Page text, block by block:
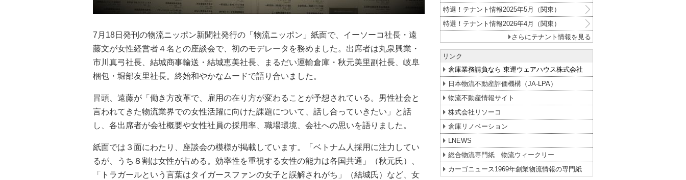
7月18日発刊の物流ニッポン新聞社発行の「物流ニッポン」紙面で、イーソーコ社長・遠
藤文が女性経営者４名との座談会で、初のモデレータを務めました。出席者は丸泉興業・
市川真弓社長、結城商事輸送・結城恵美社長、まるだい運輸倉庫・秋元美里副社長、岐阜
梱包・堀部友里社長。終始和やかなムードで語り合いました。
冒頭、遠藤が「働き方改革で、雇用の在り方が変わることが予想されている。男性社会と
言われてきた物流業界での女性活躍に向けた課題について、話し合っていきたい」と話
し、各出席者が会社概要や女性社員の採用率、職場環境、会社への思いを語りました。
紙面では３面にわたり、座談会の模様が掲載しています。「ベトナム人採用に注力してい
るが、うち８割は女性が占める。効率性を重視する女性の能力は各国共通」（秋元氏）、
「トラガールという言葉はタイガースファンの女子と誤解されがち」（結城氏）など、女
特選！テナント情報2025年5月（関東）
特選！テナント情報2026年4月（関東）
さらにテナント情報を見る
リンク
倉庫業務請負なら 東運ウェアハウス株式会社
日本物流不動産評価機構（JA-LPA）
物流不動産情報サイト
株式会社リソーコ
倉庫リノベーション
LNEWS
総合物流専門紙 物流ウィークリー
カーゴニュース1969年創業物流情報の専門紙